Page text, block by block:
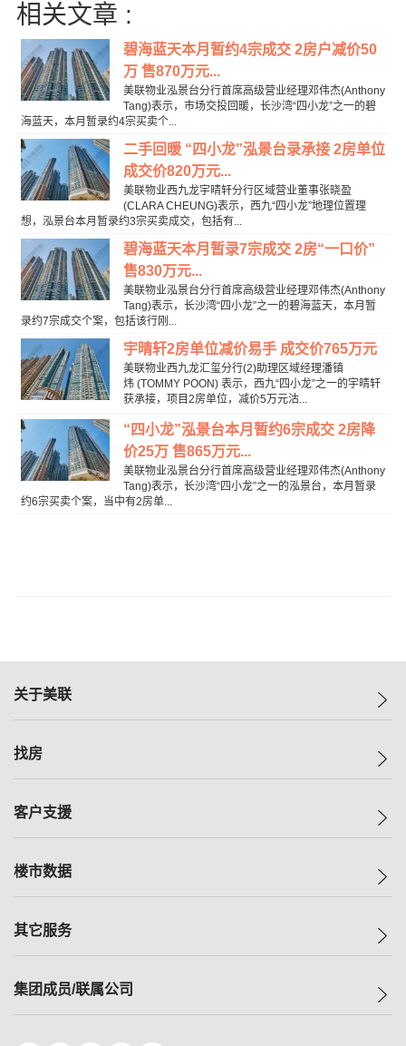
相关文章 :
碧海蓝天本月暂约4宗成交 2房户减价50
万 售870万元...
美联物业泓景台分行首席高级营业经理邓伟杰(Anthony
Tang)表示，市场交投回暖，长沙湾“四小龙”之一的碧
海蓝天，本月暂录约4宗买卖个...
二手回暖 “四小龙”泓景台录承接 2房单位
成交价820万元...
美联物业西九龙宇晴轩分行区域营业董事张晓盈
(CLARA CHEUNG)表示，西九“四小龙”地理位置理
想，泓景台本月暂录约3宗买卖成交，包括有...
碧海蓝天本月暂录7宗成交 2房“一口价”
售830万元...
美联物业泓景台分行首席高级营业经理邓伟杰(Anthony
Tang)表示，长沙湾“四小龙”之一的碧海蓝天，本月暂
录约7宗成交个案，包括该行刚...
宇晴轩2房单位减价易手 成交价765万元
美联物业西九龙汇玺分行(2)助理区域经理潘镇
炜 (TOMMY POON) 表示，西九“四小龙”之一的宇晴轩
获承接，项目2房单位，减价5万元沽...
“四小龙”泓景台本月暂约6宗成交 2房降
价25万 售865万元...
美联物业泓景台分行首席高级营业经理邓伟杰(Anthony
Tang)表示，长沙湾“四小龙”之一的泓景台，本月暂录
约6宗买卖个案，当中有2房单...
关于美联
美联集团
人才招募
找房
一手新房
减价
美联豪宅
独家楼盘
租房
客户支援
自助放盘
查询热线
按揭计算机
负担能力计算机
楼市数据
指数
历史成交
其它服务
小区专页
集团成员/联属公司
美联物业